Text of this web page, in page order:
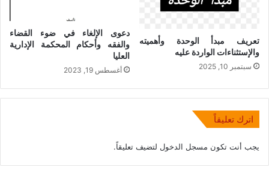
تعريف مبدأ الوحدة وأهميته
والإستثناءات الواردة عليه
سبتمبر 10, 2025
دعوى الإلغاء في ضوء القضاء
والفقه وأحكام المحكمة الإدارية
العليا
أغسطس 19, 2023
اترك تعليقاً
يجب أنت تكون مسجل الدخول لتضيف تعليقاً.